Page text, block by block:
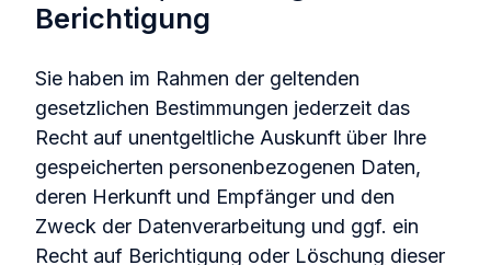
Berichtigung
Sie haben im Rahmen der geltenden
gesetzlichen Bestimmungen jederzeit das
Recht auf unentgeltliche Auskunft über Ihre
gespeicherten personenbezogenen Daten,
deren Herkunft und Empfänger und den
Zweck der Datenverarbeitung und ggf. ein
Recht auf Berichtigung oder Löschung dieser